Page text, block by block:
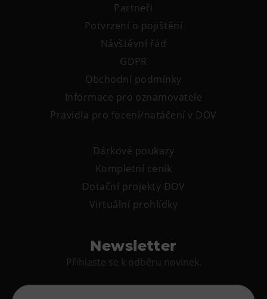
Partneři
Potvrzení o pojištění
Návštěvní řád
GDPR
Obchodní podmínky
Informace pro oznamovatele
Pravidla pro focení/natáčení v DOV
Dárkové poukazy
Kompletní ceník
Dotační projekty DOV
Virtuální prohlídky
Newsletter
Přihlaste se k odběru novinek.